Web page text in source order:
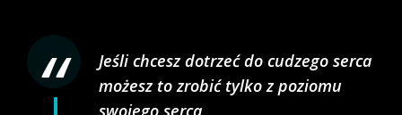
Jeśli chcesz dotrzeć do cudzego serca
możesz to zrobić tylko z poziomu